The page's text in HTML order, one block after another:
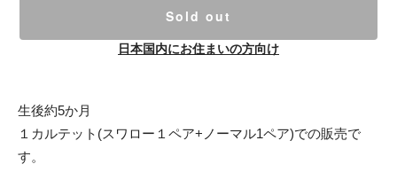
Sold out
日本国内にお住まいの方向け
生後約5か月
１カルテット(スワロー１ペア+ノーマル1ペア)での販売で
す。